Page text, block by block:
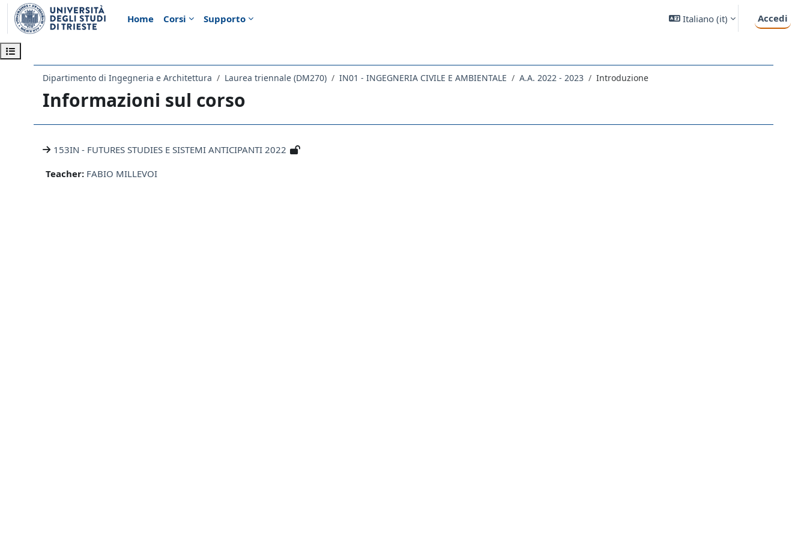
Vai al contenuto principale
Home
Corsi Supporto Italiano ‎(it)‎ Accedi
Apri indice del corso
Dipartimento di Ingegneria e Architettura Laurea triennale (DM270) IN01 - INGEGNERIA CIVILE E AMBIENTALE A.A. 2022 - 2023 Introduzione
Informazioni sul corso
153IN - FUTURES STUDIES E SISTEMI ANTICIPANTI 2022
Teacher: FABIO MILLEVOI